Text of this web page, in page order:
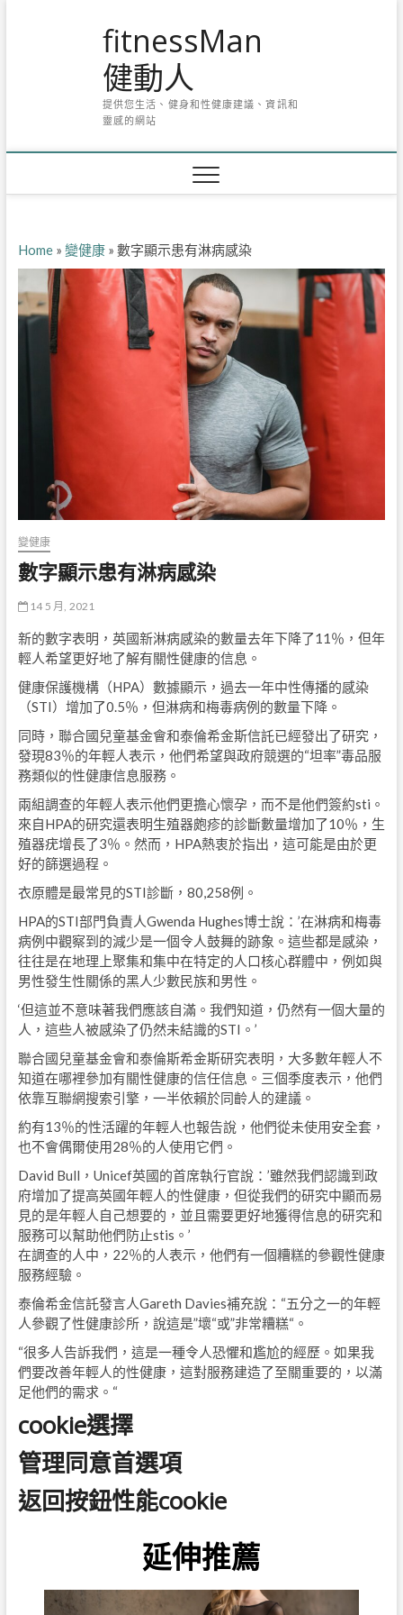
fitnessMan
健動人
提供您生活、健身和性健康建議、資訊和
靈感的網站
Home» 變健康» 數字顯示患有淋病感染
變健康
數字顯示患有淋病感染
14 5 月, 2021
新的數字表明，英國新淋病感染的數量去年下降了11％，但年
輕人希望更好地了解有關性健康的信息。
健康保護機構（HPA）數據顯示，過去一年中性傳播的感染
（STI）增加了0.5％，但淋病和梅毒病例的數量下降。
同時，聯合國兒童基金會和泰倫希金斯信託已經發出了研究，
發現83％的年輕人表示，他們希望與政府競選的“坦率”毒品服
務類似的性健康信息服務。
兩組調查的年輕人表示他們更擔心懷孕，而不是他們簽約sti。
來自HPA的研究還表明生殖器皰疹的診斷數量增加了10％，生
殖器疣增長了3％。然而，HPA熱衷於指出，這可能是由於更
好的篩選過程。
衣原體是最常見的STI診斷，80,258例。
HPA的STI部門負責人Gwenda Hughes博士說：’在淋病和梅毒
病例中觀察到的減少是一個令人鼓舞的跡象。這些都是感染，
往往是在地理上聚集和集中在特定的人口核心群體中，例如與
男性發生性關係的黑人少數民族和男性。
‘但這並不意味著我們應該自滿。我們知道，仍然有一個大量的
人，這些人被感染了仍然未結識的STI。’
聯合國兒童基金會和泰倫斯希金斯研究表明，大多數年輕人不
知道在哪裡參加有關性健康的信任信息。三個季度表示，他們
依靠互聯網搜索引擎，一半依賴於同齡人的建議。
約有13％的性活躍的年輕人也報告說，他們從未使用安全套，
也不會偶爾使用28％的人使用它們。
David Bull，Unicef英國的首席執行官說：’雖然我們認識到政
府增加了提高英國年輕人的性健康，但從我們的研究中顯而易
見的是年輕人自己想要的，並且需要更好地獲得信息的研究和
服務可以幫助他們防止stis。’
在調查的人中，22％的人表示，他們有一個糟糕的參觀性健康
服務經驗。
泰倫希金信託發言人Gareth Davies補充說：“五分之一的年輕
人參觀了性健康診所，說這是”壞“或”非常糟糕“。
“很多人告訴我們，這是一種令人恐懼和尷尬的經歷。如果我
們要改善年輕人的性健康，這對服務建造了至關重要的，以滿
足他們的需求。“
cookie選擇
管理同意首選項
返回按鈕性能cookie
延伸推薦